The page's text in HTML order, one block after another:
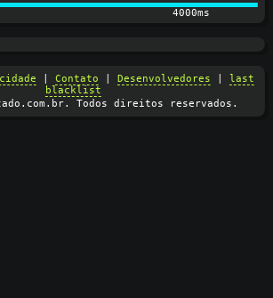
4100ms
Contato Desenvolvedores
last
blacklist
Todos direitos reservados.